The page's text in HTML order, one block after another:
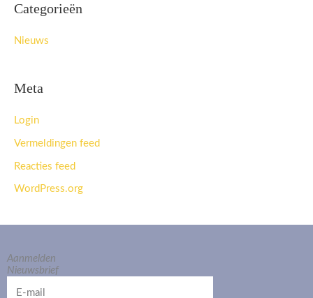
Categorieën
Nieuws
Meta
Login
Vermeldingen feed
Reacties feed
WordPress.org
Aanmelden
Nieuwsbrief